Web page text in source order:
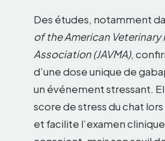
Des études, notamment
of the American Veterinary
Association (JAVMA),
d’une dose unique de
un événement stressant.
score de stress du chat
et facilite l’examen